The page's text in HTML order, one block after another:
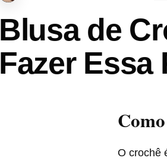
Blusa de
Fazer Essa
O crochê